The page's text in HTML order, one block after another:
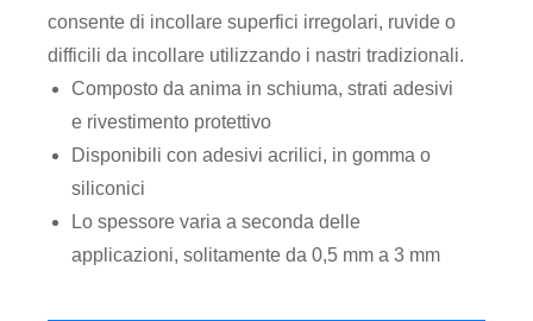
consente di incollare superfici irregolari, ruvide o
difficili da incollare utilizzando i nastri tradizionali.
Composto da anima in schiuma, strati adesivi
e rivestimento protettivo
Disponibili con adesivi acrilici, in gomma o
siliconici
Lo spessore varia a seconda delle
applicazioni, solitamente da 0,5 mm a 3 mm